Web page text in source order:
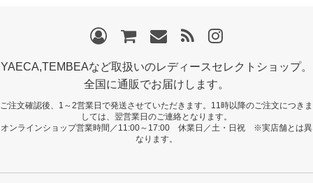
YAECA,TEMBEAなど取扱いのレディースセレクトショップ。
全国に通販でお届けします。
ご注文確認後、1～2営業日で発送させていただきます。11時以降のご注文につきま
しては、翌営業日のご連絡となります。
オンラインショップ営業時間／11:00～17:00 休業日／土・日祝 ※実店舗とは異
なります。